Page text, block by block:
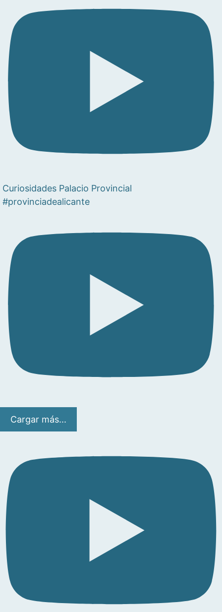
Curiosidades Palacio Provincial
#provinciadealicante
Cargar más...